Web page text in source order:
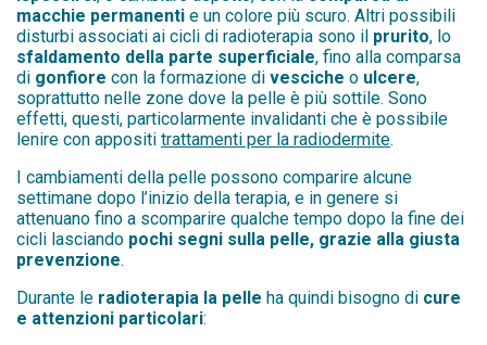
macchie permanenti e un colore più scuro. Altri possibili
disturbi associati ai cicli di radioterapia sono il prurito, lo
sfaldamento della parte superficiale, fino alla comparsa
di gonfiore con la formazione di vesciche o ulcere,
soprattutto nelle zone dove la pelle è più sottile. Sono
effetti, questi, particolarmente invalidanti che è possibile
lenire con appositi trattamenti per la radiodermite.
I cambiamenti della pelle possono comparire alcune
settimane dopo l’inizio della terapia, e in genere si
attenuano fino a scomparire qualche tempo dopo la fine dei
cicli lasciando pochi segni sulla pelle, grazie alla giusta
prevenzione.
Durante le radioterapia la pelle ha quindi bisogno di cure
e attenzioni particolari: